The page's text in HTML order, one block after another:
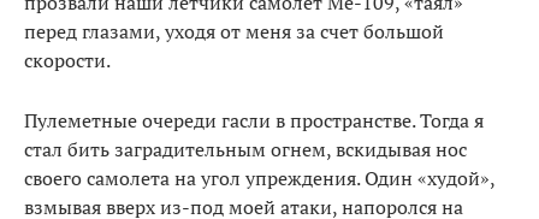
перед глазами, уходя от меня за счет большой
скорости.
Пулеметные очереди гасли в пространстве. Тогда я
стал бить заградительным огнем, вскидывая нос
своего самолета на угол упреждения. Один «худой»,
взмывая вверх из-под моей атаки, напоролся на